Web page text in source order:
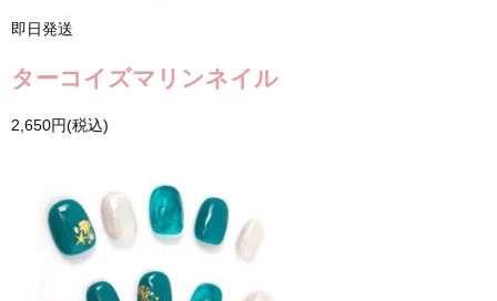
即日発送
ターコイズマリンネイル
2,650円(税込)